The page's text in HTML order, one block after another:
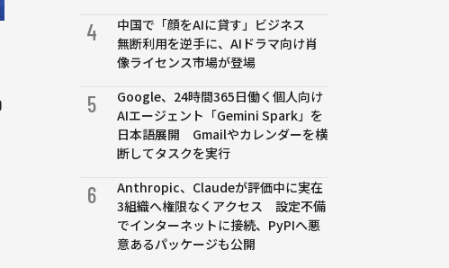
4
中国で「顔をAIに貸す」ビジネス
無断利用を逆手に、AIドラマ向け肖
像ライセンス市場が登場
5
Google、24時間365日働く個人向け
AIエージェント「Gemini Spark」を
日本語展開 Gmailやカレンダーを横
断してタスクを実行
6
Anthropic、Claudeが評価中に実在
3組織へ権限なくアクセス 設定不備
でインターネットに接続、PyPIへ悪
意あるパッケージも公開